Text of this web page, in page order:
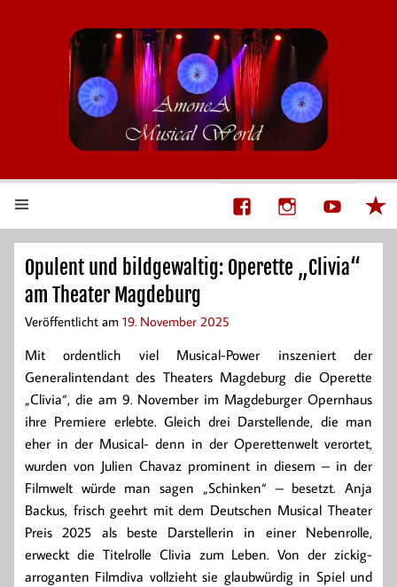
Opulent und bildgewaltig: Operette „Clivia“
am Theater Magdeburg
Veröffentlicht am 19. November 2025
Mit ordentlich viel Musical-Power inszeniert der
Generalintendant des Theaters Magdeburg die Operette
„Clivia“, die am 9. November im Magdeburger Opernhaus
ihre Premiere erlebte. Gleich drei Darstellende, die man
eher in der Musical- denn in der Operettenwelt verortet,
wurden von Julien Chavaz prominent in diesem – in der
Filmwelt würde man sagen „Schinken“ – besetzt. Anja
Backus, frisch geehrt mit dem Deutschen Musical Theater
Preis 2025 als beste Darstellerin in einer Nebenrolle,
erweckt die Titelrolle Clivia zum Leben. Von der zickig-
arroganten Filmdiva vollzieht sie glaubwürdig in Spiel und